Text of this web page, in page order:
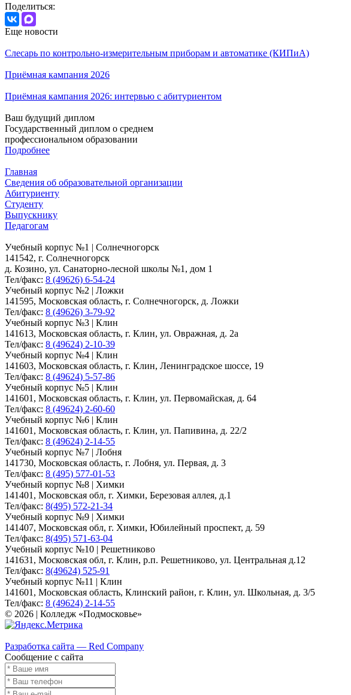
Поделиться:
Еще новости
Слесарь по контрольно-измерительным приборам и автоматике (КИПиА)
Приёмная кампания 2026
Приёмная кампания 2026: интервью с абитуриентом
Ваш будущий диплом
Государственный диплом о среднем
профессиональном образовании
Подробнее
Главная
Сведения об образовательной организации
Абитуриенту
Студенту
Выпускнику
Педагогам
Учебный корпус №1 | Солнечногорск
141542, г. Солнечногорск
д. Козино, ул. Санаторно-лесной школы №1, дом 1
Тел/факс: 8 (49626) 6-54-24
Учебный корпус №2 | Ложки
141595, Московская область, г. Солнечногорск, д. Ложки
Тел/факс: 8 (49626) 3-79-92
Учебный корпус №3 | Клин
141613, Московская область, г. Клин, ул. Овражная, д. 2а
Тел/факс: 8 (49624) 2-10-39
Учебный корпус №4 | Клин
141603, Московская область, г. Клин, Ленинградское шоссе, 19
Тел/факс: 8 (49624) 5-57-86
Учебный корпус №5 | Клин
141601, Московская область, г. Клин, ул. Первомайская, д. 64
Тел/факс: 8 (49624) 2-60-60
Учебный корпус №6 | Клин
141601, Московская область, г. Клин, ул. Папивина, д. 22/2
Тел/факс: 8 (49624) 2-14-55
Учебный корпус №7 | Лобня
141730, Московская область, г. Лобня, ул. Первая, д. 3
Тел/факс: 8 (495) 577-01-53
Учебный корпус №8 | Химки
141401, Московская обл, г. Химки, Березовая аллея, д.1
Тел/факс: 8(495) 572-21-34
Учебный корпус №9 | Химки
141407, Московская обл, г. Химки, Юбилейный проспект, д. 59
Тел/факс: 8(495) 571-63-04
Учебный корпус №10 | Решетниково
141631, Московская обл, г. Клин, р.п. Решетниково, ул. Центральная д.12
Тел/факс: 8(49624) 525-91
Учебный корпус №11 | Клин
141601, Московская область, Клинский район, г. Клин, ул. Школьная, д. 3/5
Тел/факс: 8 (49624) 2-14-55
© 2026 | Колледж «Подмосковье»
Разработка сайта — Red Company
Сообщение с сайта